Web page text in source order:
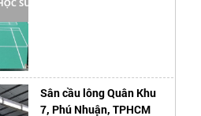
Sân cầu lông Quân Khu
7, Phú Nhuận, TPHCM